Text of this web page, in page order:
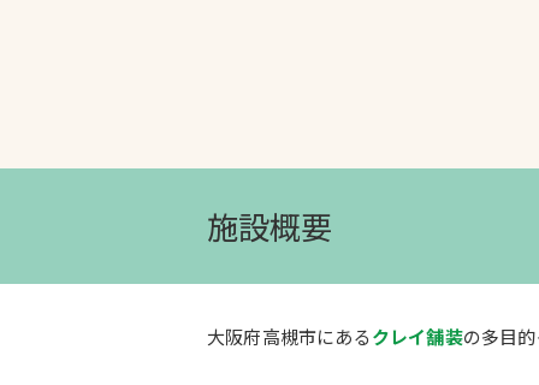
施設概要
大阪府高槻市にあるクレイ舗装の多目